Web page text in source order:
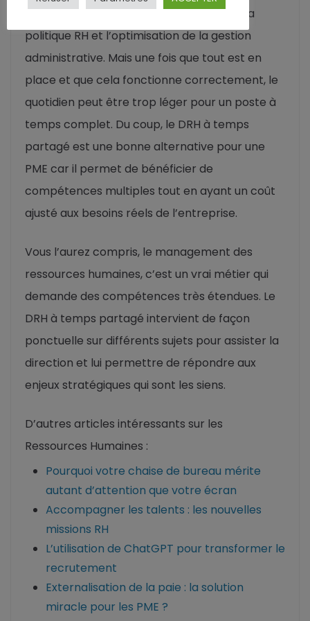
départ notamment pour la définition de la
politique RH et l’optimisation de la gestion
administrative. Mais une fois que tout est en
place et que cela fonctionne correctement, le
quotidien peut être trop léger pour un poste à
temps complet. Du coup, le DRH à temps
partagé est une bonne alternative pour une
PME car il permet de bénéficier de
compétences multiples tout en ayant un coût
ajusté aux besoins réels de l’entreprise.
Vous l’aurez compris, le management des
ressources humaines, c’est un vrai métier qui
demande des compétences très étendues. Le
DRH à temps partagé intervient de façon
ponctuelle sur différents sujets pour assister la
direction et lui permettre de répondre aux
enjeux stratégiques qui sont les siens.
D’autres articles intéressants sur les
Ressources Humaines :
Pourquoi votre chaise de bureau mérite
autant d’attention que votre écran
Accompagner les talents : les nouvelles
missions RH
L’utilisation de ChatGPT pour transformer le
recrutement
Externalisation de la paie : la solution
miracle pour les PME ?